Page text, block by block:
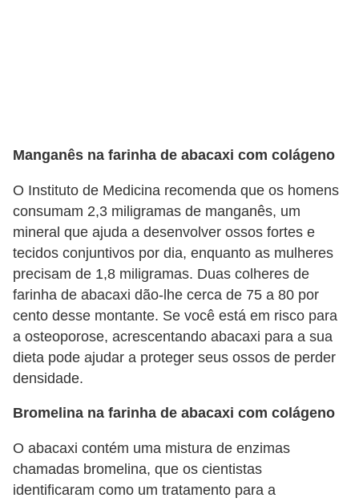
Manganês na farinha de abacaxi com colágeno
O Instituto de Medicina recomenda que os homens
consumam 2,3 miligramas de manganês, um
mineral que ajuda a desenvolver ossos fortes e
tecidos conjuntivos por dia, enquanto as mulheres
precisam de 1,8 miligramas. Duas colheres de
farinha de abacaxi dão-lhe cerca de 75 a 80 por
cento desse montante. Se você está em risco para
a osteoporose, acrescentando abacaxi para a sua
dieta pode ajudar a proteger seus ossos de perder
densidade.
Bromelina na farinha de abacaxi com colágeno
O abacaxi contém uma mistura de enzimas
chamadas bromelina, que os cientistas
identificaram como um tratamento para a